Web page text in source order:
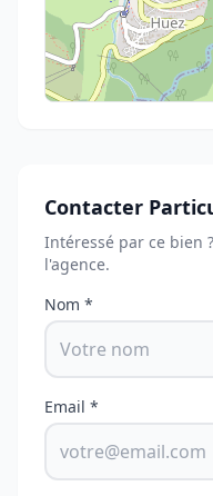
Contacter
Intéressé par ce bien
l'agence.
Nom *
Email *